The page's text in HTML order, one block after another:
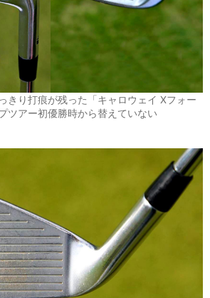
きり打痕が残った「キャロウェイ Xフォー
ツアー初優勝時から替えていない